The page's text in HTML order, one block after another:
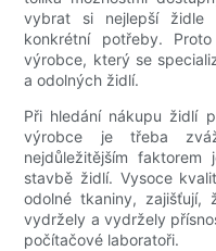
vybrat si nejlepší židle
konkrétní potřeby.
výrobce, který se
a odolných židlí.
Při hledání nákupu židlí
výrobce je třeba
nejdůležitějším
stavbě židlí. Vysoce
odolné tkaniny,
vydržely a vydržely
počítačové laboratoři.